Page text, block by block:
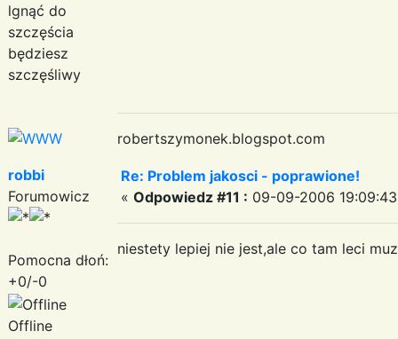
lgnąć do
szczęścia
będziesz
szczęśliwy
robertszymonek.blogspot.com
robbi
Forumowicz
Pomocna dłoń:
+0/-0
Offline
Re: Problem jakosci - poprawione!
« Odpowiedz #11 : 09-09-2006
niestety lepiej nie jest,ale co tam leci